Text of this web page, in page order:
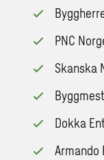
PNC
Skanska
Dokka
Armando